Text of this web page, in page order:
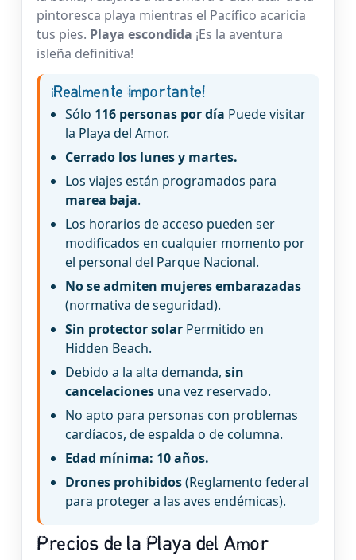
pintoresca playa mientras el Pacífico acaricia
tus pies. Playa escondida ¡Es la aventura
isleña definitiva!
¡Realmente importante!
Sólo 116 personas por día Puede visitar
la Playa del Amor.
Cerrado los lunes y martes.
Los viajes están programados para
marea baja.
Los horarios de acceso pueden ser
modificados en cualquier momento por
el personal del Parque Nacional.
No se admiten mujeres embarazadas
(normativa de seguridad).
Sin protector solar Permitido en
Hidden Beach.
Debido a la alta demanda, sin
cancelaciones una vez reservado.
No apto para personas con problemas
cardíacos, de espalda o de columna.
Edad mínima: 10 años.
Drones prohibidos(Reglamento federal
para proteger a las aves endémicas).
Precios de la Playa del Amor